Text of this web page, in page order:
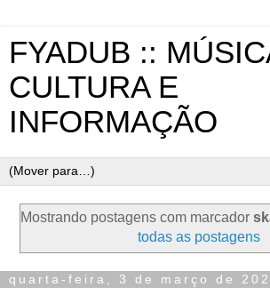
FYADUB ::
CULTURA E
INFORMAÇÃO
Mostrando postagens com marcador
todas as postagens
quarta-feira, 3 de março de